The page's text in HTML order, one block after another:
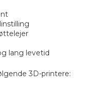
lang levetid
3D-printere: